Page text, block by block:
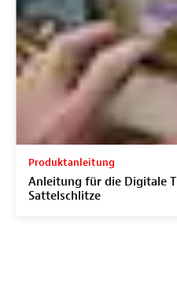
Produktanleitung
Anleitung für die Digitale
Sattelschlitze